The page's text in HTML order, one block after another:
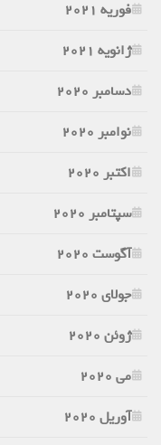
فوریه 2021
ژانویه 2021
دسامبر 2020
نوامبر 2020
اکتبر 2020
سپتامبر 2020
آگوست 2020
جولای 2020
ژوئن 2020
می 2020
آوریل 2020